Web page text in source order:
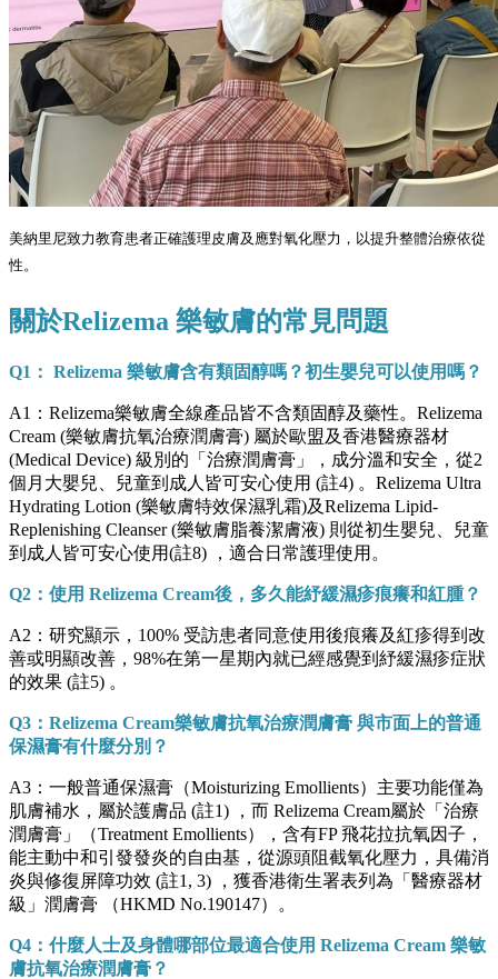
美納里尼致力教育患者正確護理皮膚及應對氧化壓力，以提升整體治療依從
性。
關於Relizema 樂敏膚的常見問題
Q1： Relizema 樂敏膚含有類固醇嗎？初生嬰兒可以使用嗎？
A1：Relizema樂敏膚全線產品皆不含類固醇及藥性。Relizema
Cream (樂敏膚抗氧治療潤膚膏) 屬於歐盟及香港醫療器材
(Medical Device) 級別的「治療潤膚膏」，成分溫和安全，從2
個月大嬰兒、兒童到成人皆可安心使用 (註4) 。Relizema Ultra
Hydrating Lotion (樂敏膚特效保濕乳霜)及Relizema Lipid-
Replenishing Cleanser (樂敏膚脂養潔膚液) 則從初生嬰兒、兒童
到成人皆可安心使用(註8) ，適合日常護理使用。
Q2：使用 Relizema Cream後，多久能紓緩濕疹痕癢和紅腫？
A2：研究顯示，100% 受訪患者同意使用後痕癢及紅疹得到改
善或明顯改善，98%在第一星期內就已經感覺到紓緩濕疹症狀
的效果 (註5) 。
Q3：Relizema Cream樂敏膚抗氧治療潤膚膏 與市面上的普通
保濕膏有什麼分別？
A3：一般普通保濕膏（Moisturizing Emollients）主要功能僅為
肌膚補水，屬於護膚品 (註1) ，而 Relizema Cream屬於「治療
潤膚膏」（Treatment Emollients），含有FP 飛花拉抗氧因子，
能主動中和引發發炎的自由基，從源頭阻截氧化壓力，具備消
炎與修復屏障功效 (註1, 3) ，獲香港衛生署表列為「醫療器材
級」潤膚膏 （HKMD No.190147）。
Q4：什麼人士及身體哪部位最適合使用 Relizema Cream 樂敏
膚抗氧治療潤膚膏？